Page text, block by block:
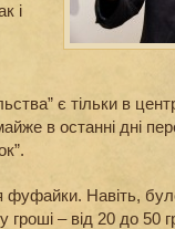
і
є тільки в
в останні дні
Навіть,
– від 20 до 50